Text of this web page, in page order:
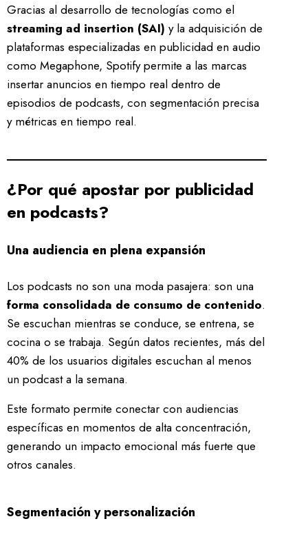
Gracias al desarrollo de tecnologías como el
streaming ad insertion (SAI) y la adquisición de
plataformas especializadas en publicidad en audio
como Megaphone, Spotify permite a las marcas
insertar anuncios en tiempo real dentro de
episodios de podcasts, con segmentación precisa
y métricas en tiempo real.
¿Por qué apostar por publicidad
en podcasts?
Una audiencia en plena expansión
Los podcasts no son una moda pasajera: son una
forma consolidada de consumo de contenido.
Se escuchan mientras se conduce, se entrena, se
cocina o se trabaja. Según datos recientes, más del
40% de los usuarios digitales escuchan al menos
un podcast a la semana.
Este formato permite conectar con audiencias
específicas en momentos de alta concentración,
generando un impacto emocional más fuerte que
otros canales.
Segmentación y personalización